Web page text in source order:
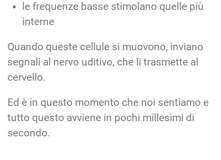
le frequenze basse stimolano quelle più
interne
Quando queste cellule si muovono, inviano
segnali al nervo uditivo, che li trasmette al
cervello.
Ed è in questo momento che noi sentiamo e
tutto questo avviene in pochi millesimi di
secondo.